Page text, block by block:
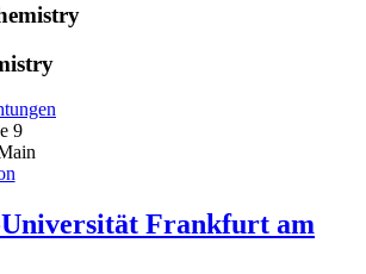
9
Universität Frankfurt am